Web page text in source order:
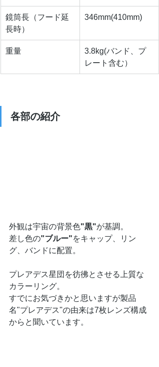
鏡筒長（フード延
長時）
346mm(410mm)
重量
3.8kg(バンド、プ
レート含む）
各部の紹介
外観は宇宙の背景色"黒"が基調。
差し色の"ブルー"をキャップ、リン
グ、バンドに配置。
プレアデス星団を彷彿とさせる上質な
カラーリング。
すでにお気づきかと思いますが製品
名"プレアデス"の由来は7枚レンズ構成
からと聞いています。